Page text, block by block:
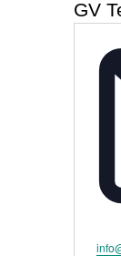
GV